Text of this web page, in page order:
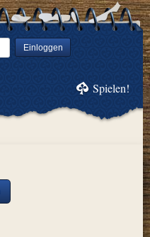
Einloggen
Spielen!